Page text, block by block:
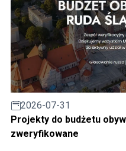
2026-07-31
Projekty do budżetu
zweryfikowane